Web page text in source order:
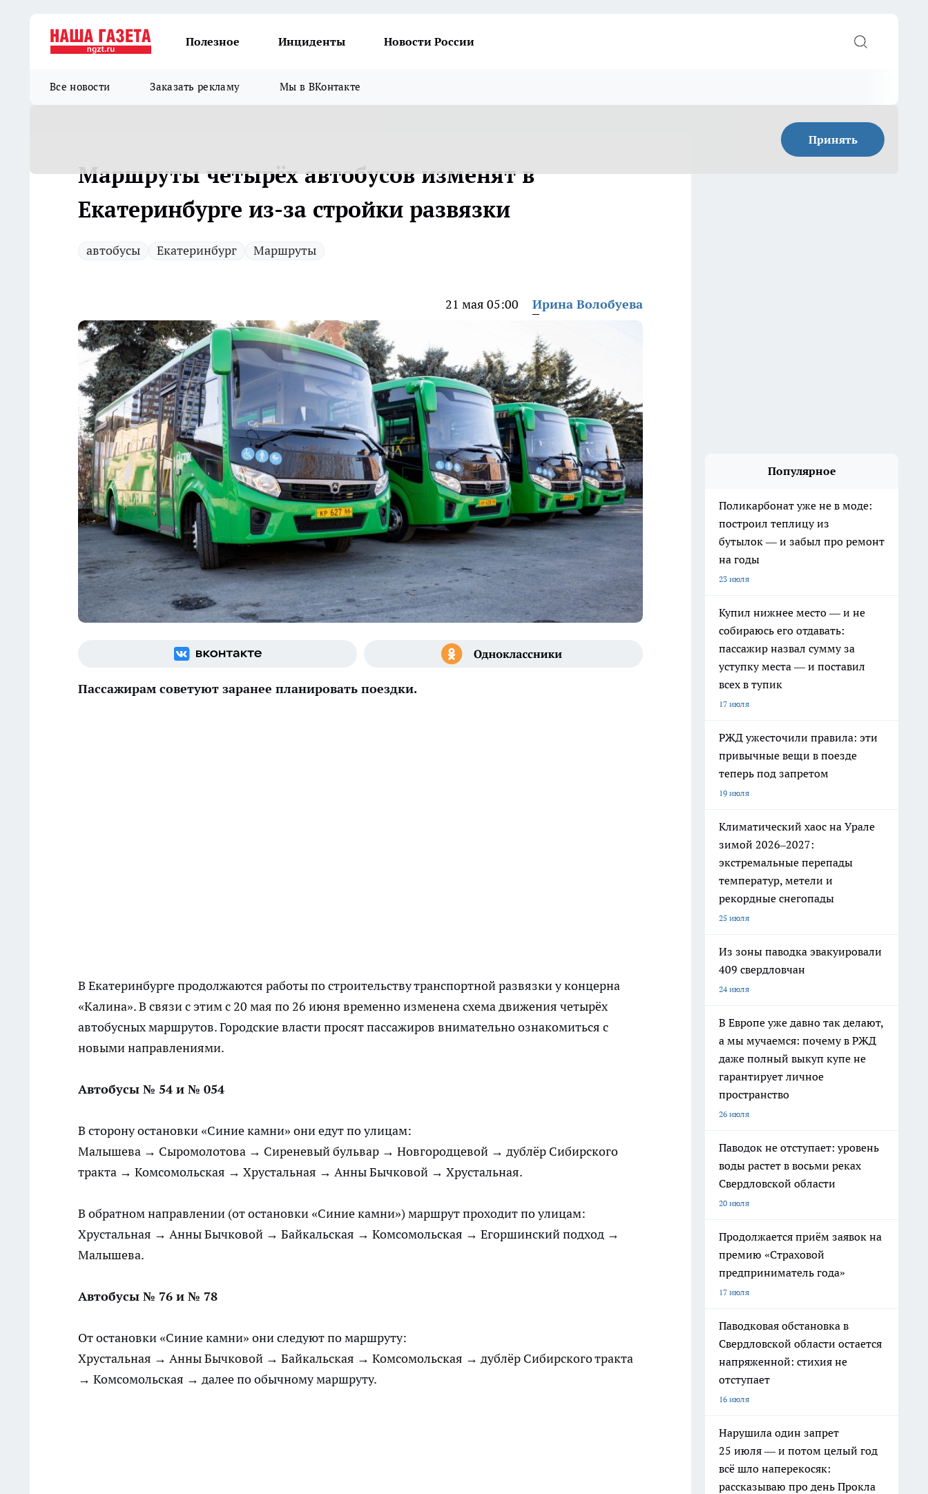
Полезное Инциденты Новости России
Все новости Заказать рекламу Мы в ВКонтакте
Принять
Маршруты четырёх автобусов изменят в
Екатеринбурге из-за стройки развязки
автобусы Екатеринбург Маршруты
21 мая 05:00 Ирина Волобуева
Пассажирам советуют заранее планировать поездки.
В Екатеринбурге продолжаются работы по строительству транспортной развязки у концерна
«Калина». В связи с этим с 20 мая по 26 июня временно изменена схема движения четырёх
автобусных маршрутов. Городскиевластипросят пассажиров внимательно ознакомиться с
новыми направлениями.
Автобусы № 54 и № 054
В сторону остановки «Синие камни» они едут по улицам:
Малышева → Сыромолотова → Сиреневый бульвар → Новгородцевой → дублёр Сибирского
тракта → Комсомольская → Хрустальная → Анны Бычковой → Хрустальная.
В обратном направлении (от остановки «Синие камни») маршрут проходит по улицам:
Хрустальная → Анны Бычковой → Байкальская → Комсомольская → Егоршинский подход →
Малышева.
Автобусы № 76 и № 78
От остановки «Синие камни» они следуют по маршруту:
Хрустальная → Анны Бычковой → Байкальская → Комсомольская → дублёр Сибирского тракта
→ Комсомольская → далее по обычному маршруту.
Популярное
Поликарбонат уже не в моде:
построил теплицу из
бутылок — и забыл про ремонт
на годы
23 июля
Купил нижнее место — и не
собираюсь его отдавать:
пассажир назвал сумму за
уступку места — и поставил
всех в тупик
17 июля
РЖД ужесточили правила: эти
привычные вещи в поезде
теперь под запретом
19 июля
Климатический хаос на Урале
зимой 2026–2027:
экстремальные перепады
температур, метели и
рекордные снегопады
25 июля
Из зоны паводка эвакуировали
409 свердловчан
24 июля
В Европе уже давно так делают,
а мы мучаемся: почему в РЖД
даже полный выкуп купе не
гарантирует личное
пространство
26 июля
Паводок не отступает: уровень
воды растет в восьми реках
Свердловской области
20 июля
Продолжается приём заявок на
премию «Страховой
предприниматель года»
17 июля
Паводковая обстановка в
Свердловской области остается
напряженной: стихия не
отступает
16 июля
Нарушила один запрет
25 июля — и потом целый год
всё шло наперекосяк:
рассказываю про день Прокла